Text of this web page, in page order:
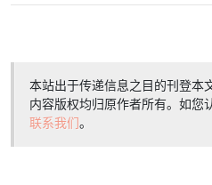
本站出于传递信息之目的刊登本
内容版权均归原作者所有。如您
联系我们。